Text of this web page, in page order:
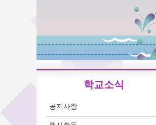
학교소식
공지사항